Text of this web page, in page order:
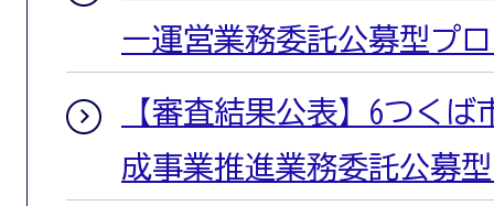
ー運営業務委託公募型プ
【審査結果公表】6つく
成事業推進業務委託公募